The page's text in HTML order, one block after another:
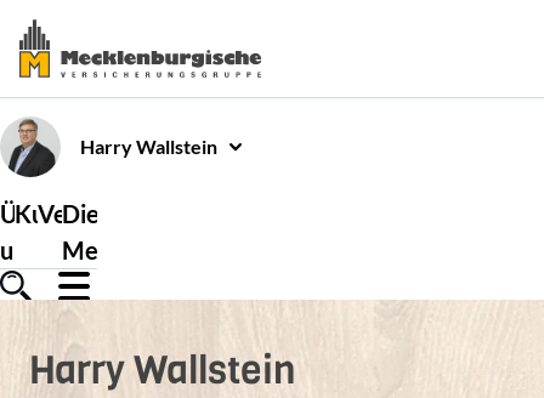
HarryWallstein
Über
uns
Kundenservice
Versicherungen
Die
Mecklenburgische
HarryWallstein